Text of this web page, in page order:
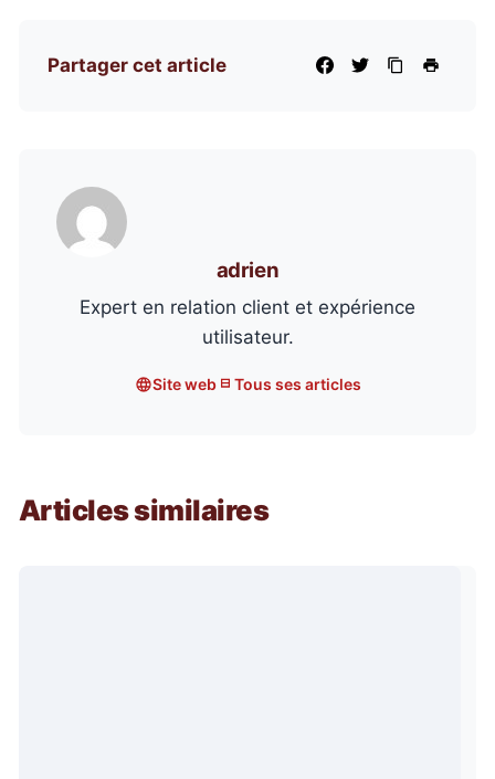
Partager cet article
adrien
Expert en relation client et expérience
utilisateur.
Site web Tous ses articles
Articles similaires